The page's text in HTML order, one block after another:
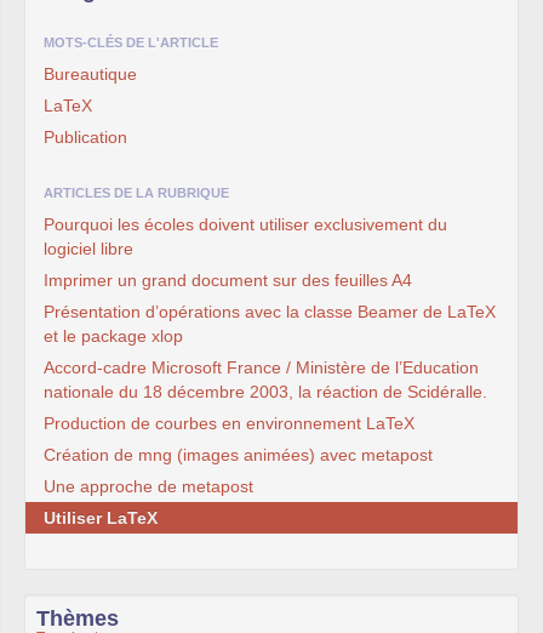
MOTS-CLÉS DE L'ARTICLE
Bureautique
LaTeX
Publication
ARTICLES DE LA RUBRIQUE
Pourquoi les écoles doivent utiliser exclusivement du
logiciel libre
Imprimer un grand document sur des feuilles A4
Présentation d’opérations avec la classe Beamer de LaTeX
et le package xlop
Accord-cadre Microsoft France / Ministère de l’Education
nationale du 18 décembre 2003, la réaction de Scidéralle.
Production de courbes en environnement LaTeX
Création de mng (images animées) avec metapost
Une approche de metapost
Utiliser LaTeX
Thèmes